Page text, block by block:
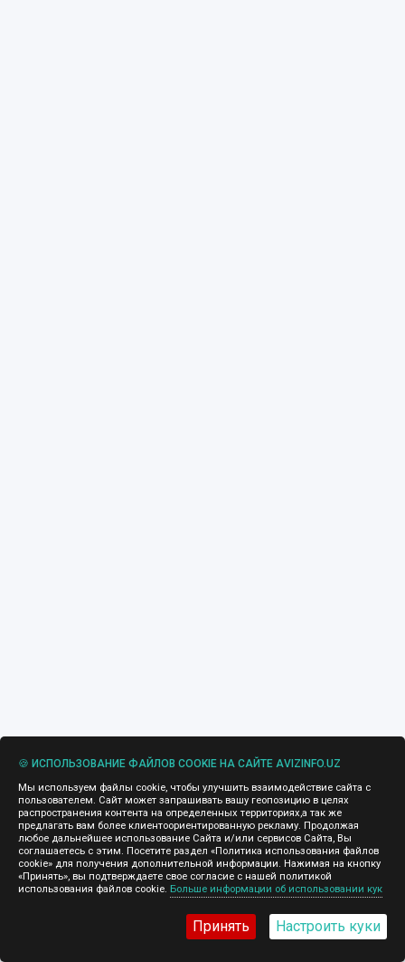
🍪 ИСПОЛЬЗОВАНИЕ ФАЙЛОВ COOKIE НА САЙТЕ AVIZINFO.UZ
Мы используем файлы cookie, чтобы улучшить взаимодействие сайта с
пользователем. Сайт может запрашивать вашу геопозицию в целях
распространения контента на определенных территориях,а так же
предлагать вам более клиентоориентированную рекламу. Продолжая
любое дальнейшее использование Сайта и/или сервисов Сайта, Вы
соглашаетесь с этим. Посетите раздел «Политика использования файлов
cookie» для получения дополнительной информации. Нажимая на кнопку
«Принять», вы подтверждаете свое согласие с нашей политикой
использования файлов cookie. Больше информации об использовании кук
Принять Настроить куки